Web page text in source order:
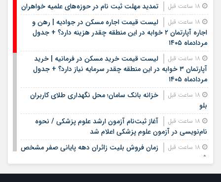
تمدید مهلت ثبت نام در حوزه‌های علمیه خواهران
لیست قیمت اجاره مسکن در جوادیه | رهن و
اجاره آپارتمان ۲ خوابه در این منطقه چقدر هزینه دارد؟ + جدول
مردادماه ۱۴۰۵
لیست قیمت خرید مسکن در فرمانیه | خرید
آپارتمان ۳ خوابه در این منطقه چقدر سرمایه نیاز دارد؟ + جدول
مردادماه ۱۴۰۵
خزانه بانک سامان؛ محل نگهداری طلای کاربران
بلو
آغاز ثبت‌نام آزمون ارشد علوم پزشکی / نحوه
نام‌نویسی در آزمون علوم پزشکی اعلام شد
زمان فروش بلیت زائران دهه پایانی صفر مشخص
شد
20 ساعت قبل
مدیرعامل بانک سپه فرارسیدن روز خبرنگار را به